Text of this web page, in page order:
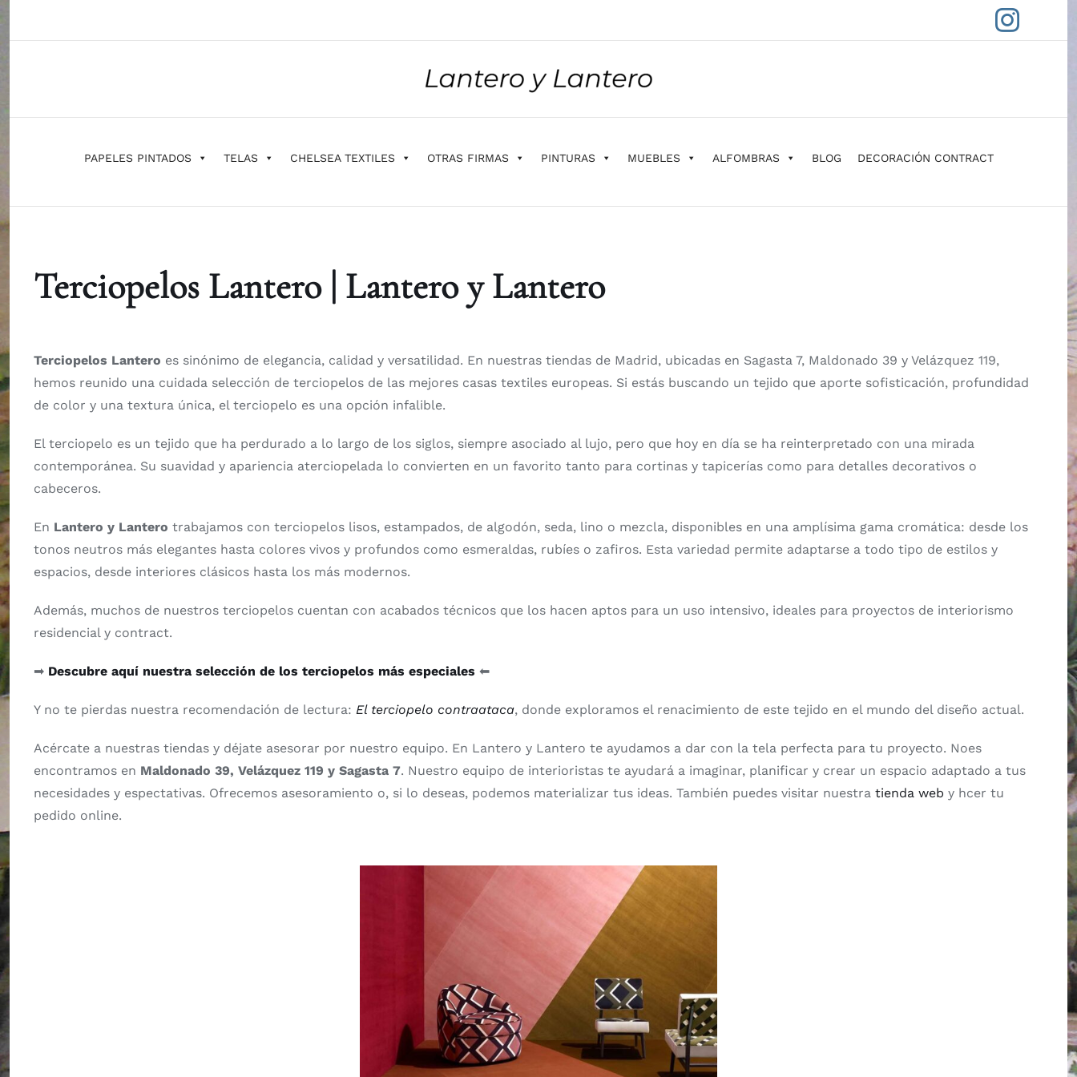
contenido
PAPELES PINTADOS TELAS CHELSEA TEXTILES OTRAS FIRMAS PINTURAS MUEBLES ALFOMBRAS BLOG DECORACIÓN CONTRACT
Terciopelos Lantero | Lantero y Lantero
Terciopelos Lantero es sinónimo de elegancia, calidad y versatilidad. En nuestras tiendas de Madrid, ubicadas en Sagasta 7, Maldonado 39 y Velázquez 119,
hemos reunido una cuidada selección de terciopelos de las mejores casas textiles europeas. Si estás buscando un tejido que aporte sofisticación, profundidad
de color y una textura única, el terciopelo es una opción infalible.
El terciopelo es un tejido que ha perdurado a lo largo de los siglos, siempre asociado al lujo, pero que hoy en día se ha reinterpretado con una mirada
contemporánea. Su suavidad y apariencia aterciopelada lo convierten en un favorito tanto para cortinas y tapicerías como para detalles decorativos o
cabeceros.
En Lantero y Lantero trabajamos con terciopelos lisos, estampados, de algodón, seda, lino o mezcla, disponibles en una amplísima gama cromática: desde los
tonos neutros más elegantes hasta colores vivos y profundos como esmeraldas, rubíes o zafiros. Esta variedad permite adaptarse a todo tipo de estilos y
espacios, desde interiores clásicos hasta los más modernos.
Además, muchos de nuestros terciopelos cuentan con acabados técnicos que los hacen aptos para un uso intensivo, ideales para proyectos de interiorismo
residencial y contract.
➡ Descubre aquí nuestra selección de los terciopelos más especiales ⬅
Y no te pierdas nuestra recomendación de lectura: El terciopelo contraataca, donde exploramos el renacimiento de este tejido en el mundo del diseño actual.
Acércate a nuestras tiendas y déjate asesorar por nuestro equipo. En Lantero y Lantero te ayudamos a dar con la tela perfecta para tu proyecto. Noes
encontramos en Maldonado 39, Velázquez 119 y Sagasta 7. Nuestro equipo de interioristas te ayudará a imaginar, planificar y crear un espacio adaptado a tus
necesidades y espectativas. Ofrecemos asesoramiento o, si lo deseas, podemos materializar tus ideas. También puedes visitar nuestra tienda web y hcer tu
pedido online.